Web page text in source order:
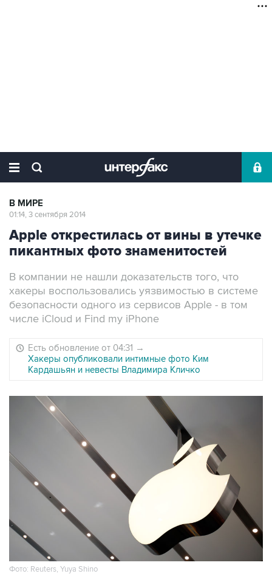
В МИРЕ
01:14, 3 сентября 2014
Apple открестилась от вины в утечке
пикантных фото знаменитостей
В компании не нашли доказательств того, что
хакеры воспользовались уязвимостью в системе
безопасности одного из сервисов Apple - в том
числе iCloud и Find my iPhone
Есть обновление от 04:31 →
Хакеры опубликовали интимные фото Ким
Кардашьян и невесты Владимира Кличко
Фото: Reuters, Yuya Shino